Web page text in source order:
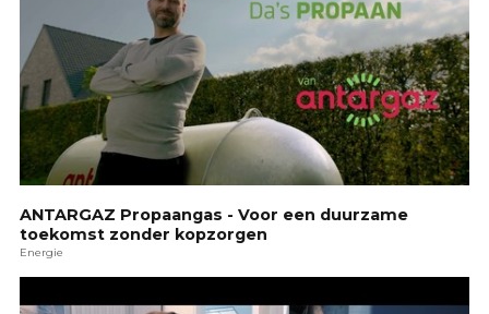
ANTARGAZ Propaangas - Voor een duurzame
toekomst zonder kopzorgen
Energie